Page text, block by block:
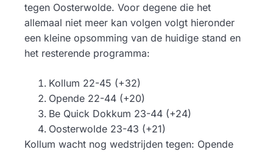
tegen Oosterwolde. Voor degene die het
allemaal niet meer kan volgen volgt hieronder
een kleine opsomming van de huidige stand en
het resterende programma:
Kollum 22-45 (+32)
Opende 22-44 (+20)
Be Quick Dokkum 23-44 (+24)
Oosterwolde 23-43 (+21)
Kollum wacht nog wedstrijden tegen: Opende